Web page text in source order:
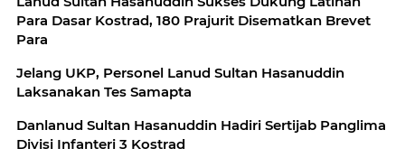
Para Dasar Kostrad, 180 Prajurit Disematkan Brevet
Para
Jelang UKP, Personel Lanud Sultan Hasanuddin
Laksanakan Tes Samapta
Danlanud Sultan Hasanuddin Hadiri Sertijab Panglima
Divisi Infanteri 3 Kostrad